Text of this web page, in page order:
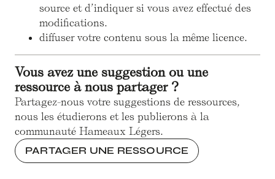
source et d’indiquer si vous avez effectué des
modifications.
diffuser votre contenu sous la même licence.
Vous avez une suggestion ou une
ressource à nous partager ?
Partagez-nous votre suggestions de ressources,
nous les étudierons et les publierons à la
communauté Hameaux Légers.
PARTAGER UNE RESSOURCE